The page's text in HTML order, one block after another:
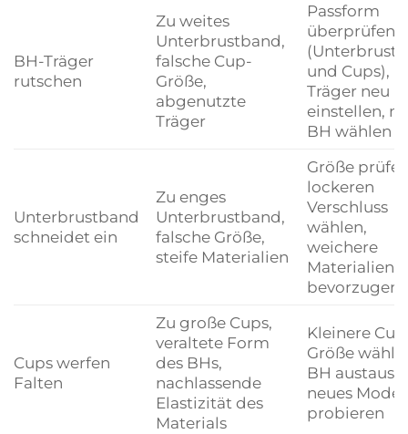
BH-Träger
rutschen
Zu weites
Unterbrustband,
falsche Cup-
Größe,
abgenutzte
Träger
Passform
überprüfen
und Cups),
Träger neu
einstellen,
BH wählen
Unterbrustband
schneidet ein
Zu enges
Unterbrustband,
falsche Größe,
steife Materialien
Größe
lockeren
Verschluss
wählen,
weichere
Materialien
bevorzugen
Cups werfen
Falten
Zu große Cups,
veraltete Form
des BHs,
nachlassende
Elastizität des
Materials
Kleinere
Größe
BH
neues
probieren